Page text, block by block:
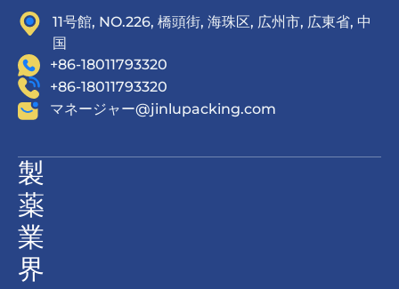
11号館, NO.226, 橋頭街, 海珠区, 広州市, 広東省, 中
国
+86-18011793320
+86-18011793320
マネージャー@jinlupacking.com
製
薬
業
界